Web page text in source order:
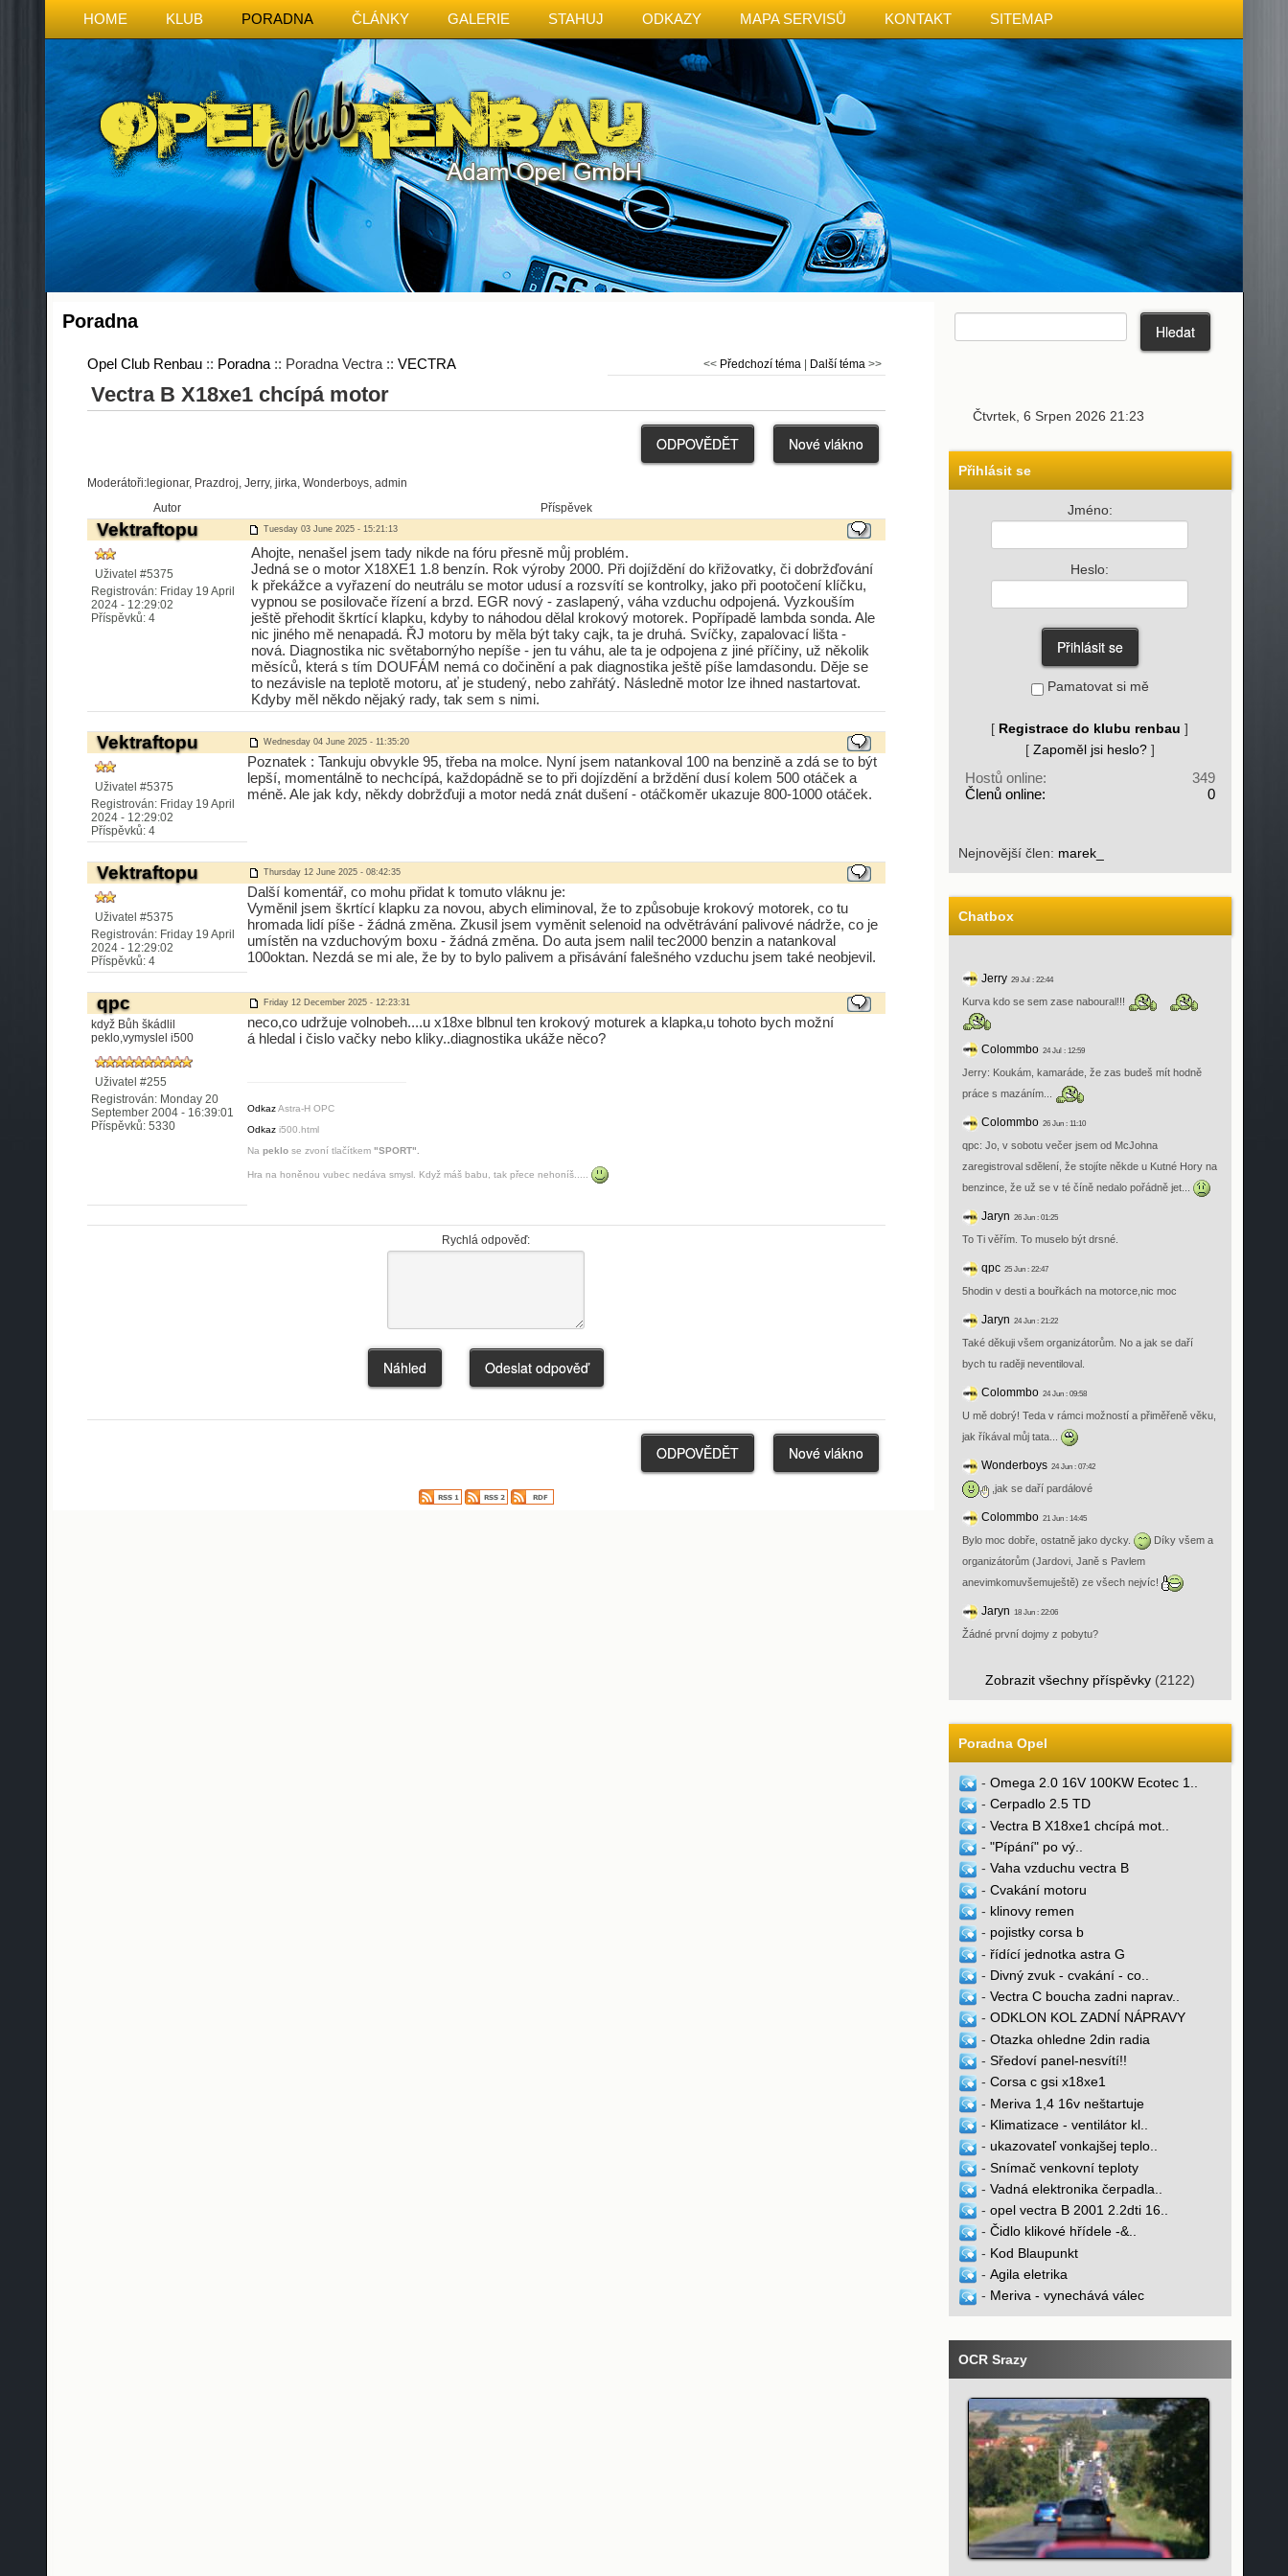
HOME KLUB PORADNA ČLÁNKY GALERIE STAHUJ ODKAZY MAPA SERVISŮ KONTAKT SITEMAP
Poradna
Opel Club Renbau:: Poradna:: Poradna Vectra :: VECTRA << Předchozí téma| Další téma>>
Vectra B X18xe1 chcípá motor
Moderátoři:legionar, Prazdroj, Jerry, jirka, Wonderboys, admin
Autor
Příspěvek
Vektraftopu Tuesday 03 June 2025 - 15:21:13
Uživatel #5375
Registrován: Friday 19 April
2024 - 12:29:02
Příspěvků: 4
Ahojte, nenašel jsem tady nikde na fóru přesně můj problém.
Jedná se o motor X18XE1 1.8 benzín. Rok výroby 2000. Při dojíždění do křižovatky, či dobržďování
k překážce a vyřazení do neutrálu se motor udusí a rozsvítí se kontrolky, jako při pootočení klíčku,
vypnou se posilovače řízení a brzd. EGR nový - zaslapený, váha vzduchu odpojená. Vyzkouším
ještě přehodit škrtící klapku, kdyby to náhodou dělal krokový motorek. Popřípadě lambda sonda. Ale
nic jiného mě nenapadá. ŘJ motoru by měla být taky cajk, ta je druhá. Svíčky, zapalovací lišta -
nová. Diagnostika nic světabornýho nepíše - jen tu váhu, ale ta je odpojena z jiné příčiny, už několik
měsíců, která s tím DOUFÁM nemá co dočinění a pak diagnostika ještě píše lamdasondu. Děje se
to nezávisle na teplotě motoru, ať je studený, nebo zahřátý. Následně motor lze ihned nastartovat.
Kdyby měl někdo nějaký rady, tak sem s nimi.
Vektraftopu Wednesday 04 June 2025 - 11:35:20
Uživatel #5375
Registrován: Friday 19 April
2024 - 12:29:02
Příspěvků: 4
Poznatek : Tankuju obvykle 95, třeba na molce. Nyní jsem natankoval 100 na benzině a zdá se to být
lepší, momentálně to nechcípá, každopádně se to při dojízdění a brždění dusí kolem 500 otáček a
méně. Ale jak kdy, někdy dobržďuji a motor nedá znát dušení - otáčkoměr ukazuje 800-1000 otáček.
Vektraftopu Thursday 12 June 2025 - 08:42:35
Uživatel #5375
Registrován: Friday 19 April
2024 - 12:29:02
Příspěvků: 4
Další komentář, co mohu přidat k tomuto vláknu je:
Vyměnil jsem škrtící klapku za novou, abych eliminoval, že to způsobuje krokový motorek, co tu
hromada lidí píše - žádná změna. Zkusil jsem vyměnit selenoid na odvětrávání palivové nádrže, co je
umístěn na vzduchovým boxu - žádná změna. Do auta jsem nalil tec2000 benzin a natankoval
100oktan. Nezdá se mi ale, že by to bylo palivem a přisávání falešného vzduchu jsem také neobjevil.
qpc Friday 12 December 2025 - 12:23:31
když Bůh škádlil
peklo,vymyslel i500
Uživatel #255
Registrován: Monday 20
September 2004 - 16:39:01
Příspěvků: 5330
neco,co udržuje volnobeh....u x18xe blbnul ten krokový moturek a klapka,u tohoto bych možní
á hledal i čislo vačky nebo kliky..diagnostika ukáže něco?
OdkazAstra-H OPC
Odkazi500.html
Na peklose zvoní tlačítkem "SPORT".
Hra na honěnou vubec nedáva smysl. Když máš babu, tak přece nehoníš.....
Rychlá odpověď:
Čtvrtek, 6 Srpen 2026 21:23
Přihlásit se
Jméno:
Heslo:
Pamatovat si mě
[ Registrace do klubu renbau ]
[ Zapoměl jsi heslo?]
Hostů online:
349
Členů online:
0
Nejnovější člen: marek_
Chatbox
Jerry29 Jul : 22:44
Kurva kdo se sem zase naboural!!!
Colommbo24 Jul : 12:59
Jerry: Koukám, kamaráde, že zas budeš mít hodně
práce s mazáním...
Colommbo26 Jun : 11:10
qpc: Jo, v sobotu večer jsem od McJohna
zaregistroval sdělení, že stojíte někde u Kutné Hory na
benzince, že už se v té číně nedalo pořádně jet...
Jaryn 26 Jun : 01:25
To Ti věřím. To muselo být drsné.
qpc25 Jun : 22:47
5hodin v desti a bouřkách na motorce,nic moc
Jaryn 24 Jun : 21:22
Také děkuji všem organizátorům. No a jak se daří
bych tu raději neventiloval.
Colommbo24 Jun : 09:58
U mě dobrý! Teda v rámci možností a přiměřeně věku,
jak říkával můj tata...
Wonderboys24 Jun : 07:42
,jak se daří pardálové
Colommbo21 Jun : 14:45
Bylo moc dobře, ostatně jako dycky.
Díky všem a
organizátorům (Jardovi, Janě s Pavlem
anevimkomuvšemuještě) ze všech nejvíc!
Jaryn 18 Jun : 22:06
Žádné první dojmy z pobytu?
Zobrazit všechny příspěvky(2122)
Poradna Opel
- Omega 2.0 16V 100KW Ecotec 1..
- Cerpadlo 2.5 TD
- Vectra B X18xe1 chcípá mot..
- "Pípání" po vý..
- Vaha vzduchu vectra B
- Cvakání motoru
- klinovy remen
- pojistky corsa b
- řídící jednotka astra G
- Divný zvuk - cvakání - co..
- Vectra C boucha zadni naprav..
- ODKLON KOL ZADNÍ NÁPRAVY
- Otazka ohledne 2din radia
- Sředoví panel-nesvítí!!
- Corsa c gsi x18xe1
- Meriva 1,4 16v neštartuje
- Klimatizace - ventilátor kl..
- ukazovateľ vonkajšej teplo..
- Snímač venkovní teploty
- Vadná elektronika čerpadla..
- opel vectra B 2001 2.2dti 16..
- Čidlo klikové hřídele -&..
- Kod Blaupunkt
- Agila eletrika
- Meriva - vynechává válec
OCR Srazy